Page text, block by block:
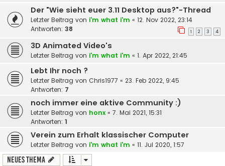
Der "Wie sieht euer 3.11 Desktop aus?"-Thread
Letzter Beitrag von i'm what i'm « 12. Nov 2022, 23:14
Antworten: 38 1 2 3 4
3D Animated Video's
Letzter Beitrag von i'm what i'm « 1. Apr 2022, 21:45
Lebt Ihr noch ?
Letzter Beitrag von Chris1977 « 23. Feb 2022, 9:45
Antworten: 7
noch immer eine aktive Community :)
Letzter Beitrag von honx « 7. Mai 2021, 15:31
Antworten: 1
Verein zum Erhalt klassischer Computer
Letzter Beitrag von i'm what i'm « 11. Jul 2020, 1:57
Neues Thema